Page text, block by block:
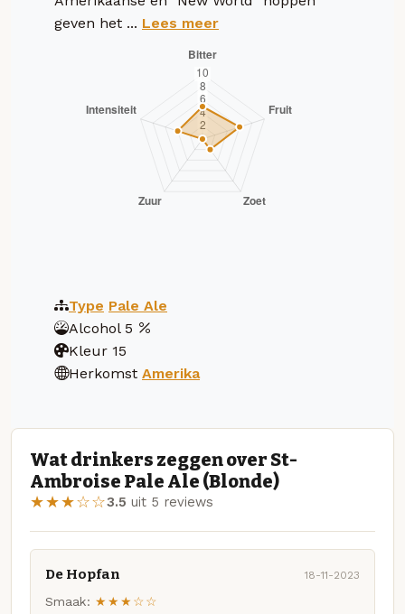
geven het ... Lees meer
Type Pale Ale
Alcohol 5
Kleur 15
Herkomst Amerika
Wat drinkers zeggen over St-
Ambroise Pale Ale (Blonde)
★★★☆☆3.5 uit 5 reviews
De Hopfan 18-11-2023
Smaak: ★★★☆☆